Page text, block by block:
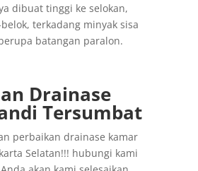
dibuat tinggi ke selokan,
terkadang minyak sisa
batangan paralon.
Drainase
Tersumbat
perbaikan drainase kamar
Selatan!!! hubungi kami